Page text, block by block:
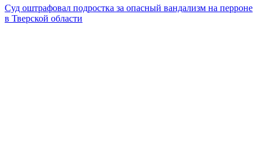
Суд оштрафовал подростка за опасный вандализм на перроне
в Тверской области